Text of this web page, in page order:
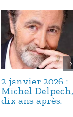
2 janvier 2026 :
Michel Delpech,
dix ans après.